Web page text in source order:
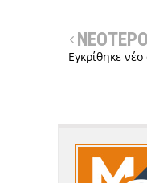
Εγκρίθηκε